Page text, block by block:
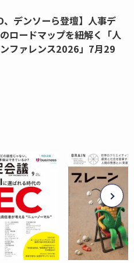
、デンソーら登壇】人事デ
ロードマップを紐解く「人
ファレンス2026」7月29